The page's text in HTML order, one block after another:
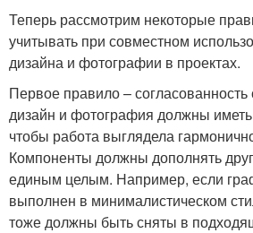
Теперь рассмотрим некоторые
учитывать при совместном
дизайна и фотографии в проектах.
Первое правило –
дизайн и фотография должны
чтобы работа выглядела
Компоненты должны дополнять
единым целым. Например, если
выполнен в минималистическом
тоже должны быть сняты в